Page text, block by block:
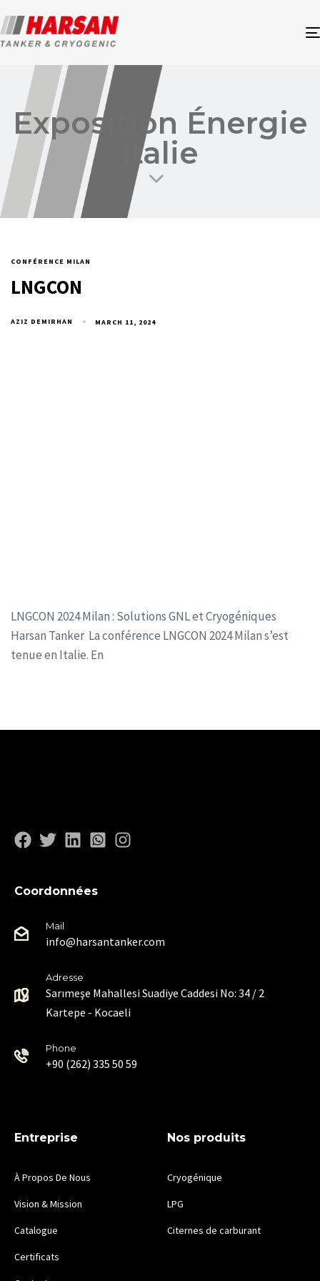
Exposition Énergie
Italie
CONFÉRENCE MILAN
LNGCON
AZIZ DEMIRHAN MARCH 11, 2024
LNGCON 2024 Milan : Solutions GNL et Cryogéniques
Harsan Tanker La conférence LNGCON 2024 Milan s’est
tenue en Italie. En
Coordonnées
Mail
info@harsantanker.com
Adresse
Sarımeşe Mahallesi Suadiye Caddesi No: 34 / 2
Kartepe - Kocaeli
Phone
+90 (262) 335 50 59
Entreprise
À Propos De Nous
Vision & Mission
Catalogue
Certificats
Nos produits
Cryogénique
LPG
Citernes de carburant